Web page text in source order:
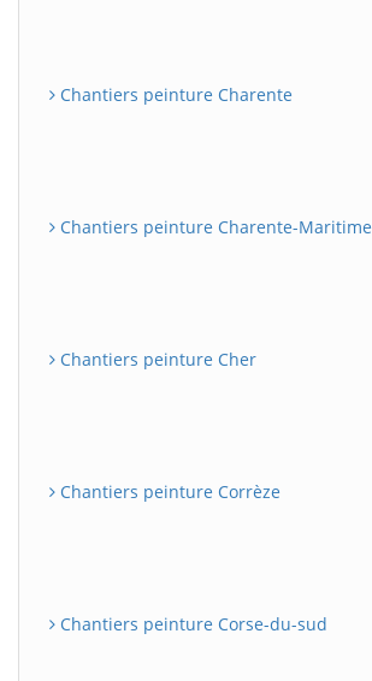
Chantiers peinture Charente
Chantiers peinture Charente-Maritime
Chantiers peinture Cher
Chantiers peinture Corrèze
Chantiers peinture Corse-du-sud